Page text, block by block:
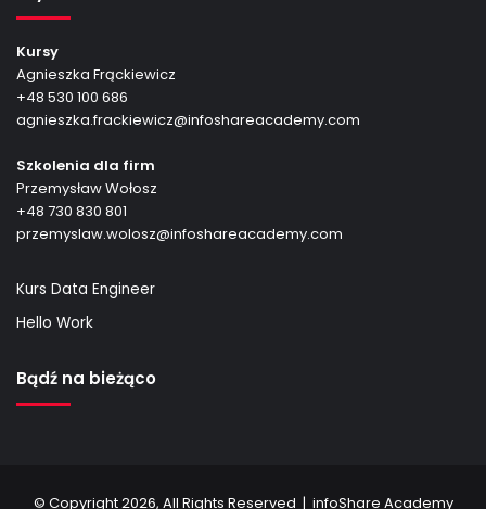
Kursy
Agnieszka Frąckiewicz
+48 530 100 686
agnieszka.frackiewicz@infoshareacademy.com
Szkolenia dla firm
Przemysław Wołosz
+48 730 830 801
przemyslaw.wolosz@infoshareacademy.com
Kurs Data Engineer
Hello Work
Bądź na bieżąco
© Copyright 2026, All Rights Reserved | infoShare Academy